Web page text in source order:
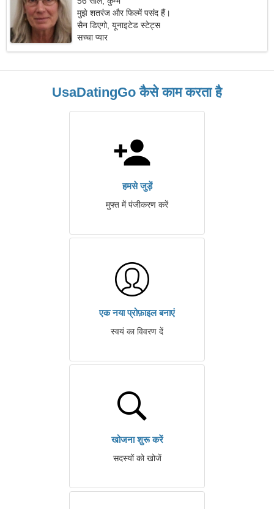
मुझे शतरंज और फिल्में पसंद हैं।
सैन डिएगो, यूनाइटेड स्टेट्स
सच्चा प्यार
UsaDatingGo कैसे काम करता है
हमसे जुड़ें
मुफ्त में पंजीकरण करें
एक नया प्रोफ़ाइल बनाएं
स्वयं का विवरण दें
खोजना शुरू करें
सदस्यों को खोजें